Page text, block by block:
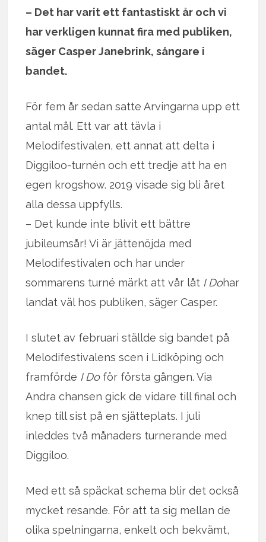
– Det har varit ett fantastiskt år och vi
har verkligen kunnat fira med publiken,
säger Casper Janebrink, sångare i
bandet.
För fem år sedan satte Arvingarna upp ett
antal mål. Ett var att tävla i
Melodifestivalen, ett annat att delta i
Diggiloo-turnén och ett tredje att ha en
egen krogshow. 2019 visade sig bli året
alla dessa uppfylls.
– Det kunde inte blivit ett bättre
jubileumsår! Vi är jättenöjda med
Melodifestivalen och har under
sommarens turné märkt att vår låt I Dohar
landat väl hos publiken, säger Casper.
I slutet av februari ställde sig bandet på
Melodifestivalens scen i Lidköping och
framförde I Do för första gången. Via
Andra chansen gick de vidare till final och
knep till sist på en sjätteplats. I juli
inleddes två månaders turnerande med
Diggiloo.
Med ett så späckat schema blir det också
mycket resande. För att ta sig mellan de
olika spelningarna, enkelt och bekvämt,